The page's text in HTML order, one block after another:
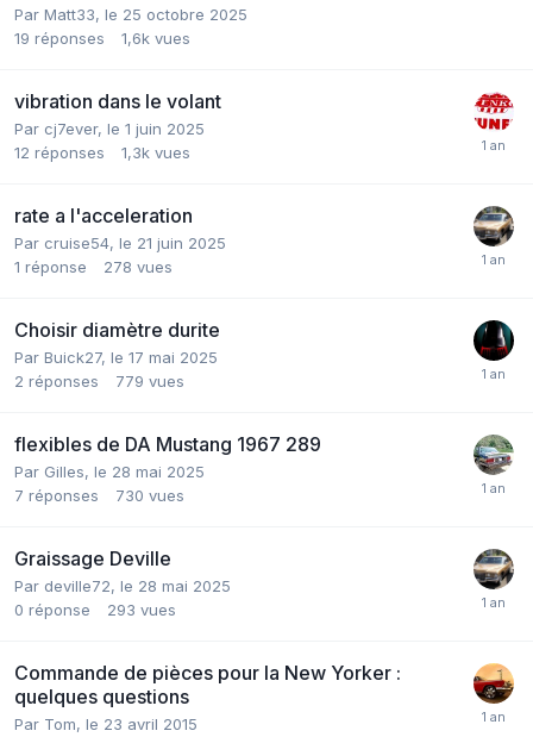
Par Matt33, le 25 octobre 2025
19 réponses 1,6k vues
vibration dans le volant
Par cj7ever, le 1 juin 2025
12 réponses 1,3k vues
rate a l'acceleration
Par cruise54, le 21 juin 2025
1 réponse 278 vues
Choisir diamètre durite
Par Buick27, le 17 mai 2025
2 réponses 779 vues
flexibles de DA Mustang 1967 289
Par Gilles, le 28 mai 2025
7 réponses 730 vues
Graissage Deville
Par deville72, le 28 mai 2025
0 réponse 293 vues
Commande de pièces pour la New Yorker :
quelques questions
Par Tom, le 23 avril 2015